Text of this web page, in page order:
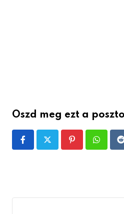
Oszd meg ezt a
Pinterest